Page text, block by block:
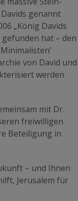
genannt
„König Davids
gefunden hat – den
von David und
werden
mit Dr.
freiwilligen
Beteiligung in
– und Ihnen
Jerusalem für